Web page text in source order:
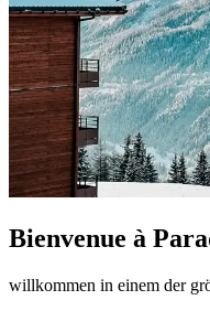
Bienvenue à
willkommen in einem der